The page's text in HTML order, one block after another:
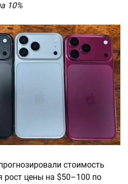
10%
стоимость
рост цены на $50–100 по